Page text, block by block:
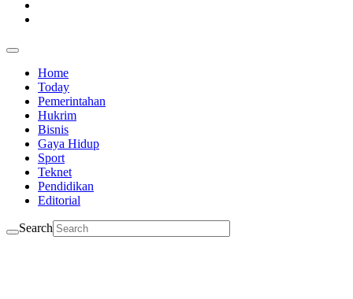
Home
Today
Pemerintahan
Hukrim
Bisnis
Gaya Hidup
Sport
Teknet
Pendidikan
Editorial
Search